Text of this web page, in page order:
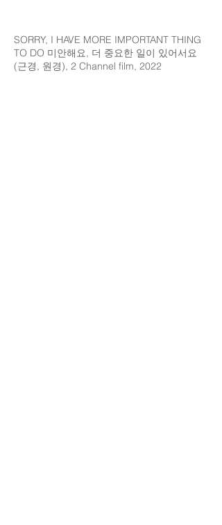
SORRY, I HAVE MORE IMPORTANT THING
TO DO 미안해요, 더 중요한 일이 있어서요
(근경, 원경), 2 Channel film, 2022